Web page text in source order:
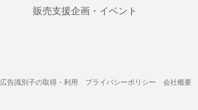
販売支援企画・イベント
広告識別子の取得・利用 プライバシーポリシー 会社概要